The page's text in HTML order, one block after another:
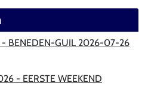
- BENEDEN-GUIL 2026-07-26
- EERSTE WEEKEND